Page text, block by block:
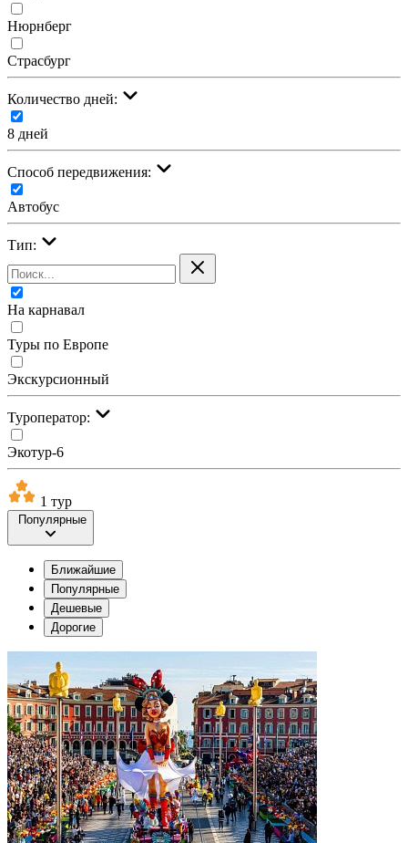
Нюрнберг
Страсбург
Количество дней:
8 дней
Cпособ передвижения:
Автобус
Тип:
На карнавал
Туры по Европе
Экскурсионный
Туроператор:
Экотур-6
1 тур
Популярные
Ближайшие
Популярные
Дешевые
Дорогие